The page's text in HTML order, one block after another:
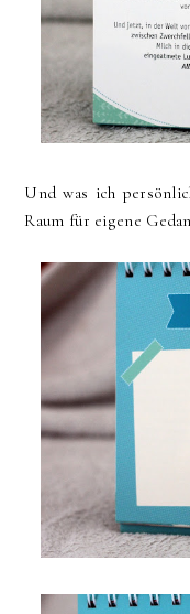
Und was ich
Raum für eigene